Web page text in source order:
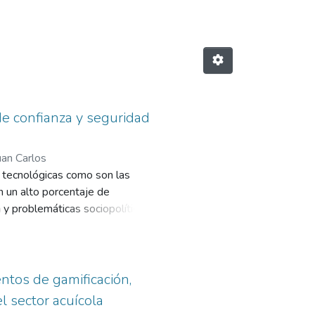
confianza y seguridad
Carlos
como son las
un alto porcentaje de
problemáticas sociopolíticas. El
ingresos adicionales y
de gamificación,
sector acuícola